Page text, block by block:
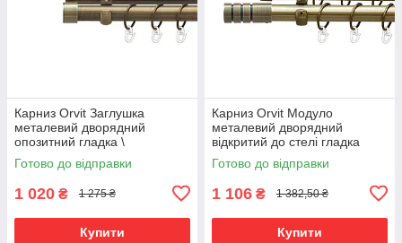
Карниз Orvit Заглушка
металевий дворядний
опозитний гладка \
профільна труба кільце
металеве Антик 25\19 мм 200
Готово до відправки
1 020 ₴ 1 275 ₴
Купити
Карниз Orvit Модуло
металевий дворядний
відкритий до стелі гладка
труба кільце металеве Антик
25\19 мм 200 см (00-
Готово до відправки
1 106 ₴ 1 382,50 ₴
Купити